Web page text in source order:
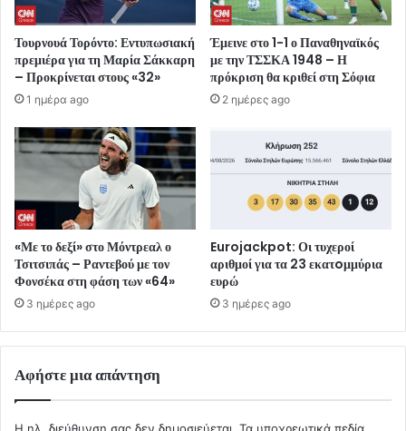
Τουρνουά Τορόντο: Εντυπωσιακή
πρεμιέρα για τη Μαρία Σάκκαρη
– Προκρίνεται στους «32»
1 ημέρα ago
Έμεινε στο 1-1 ο Παναθηναϊκός
με την ΤΣΣΚΑ 1948 – Η
πρόκριση θα κριθεί στη Σόφια
2 ημέρες ago
«Με το δεξί» στο Μόντρεαλ ο
Τσιτσιπάς – Ραντεβού με τον
Φονσέκα στη φάση των «64»
3 ημέρες ago
Eurojackpot: Οι τυχεροί
αριθμοί για τα 23 εκατoμμύρια
ευρώ
3 ημέρες ago
Αφήστε μια απάντηση